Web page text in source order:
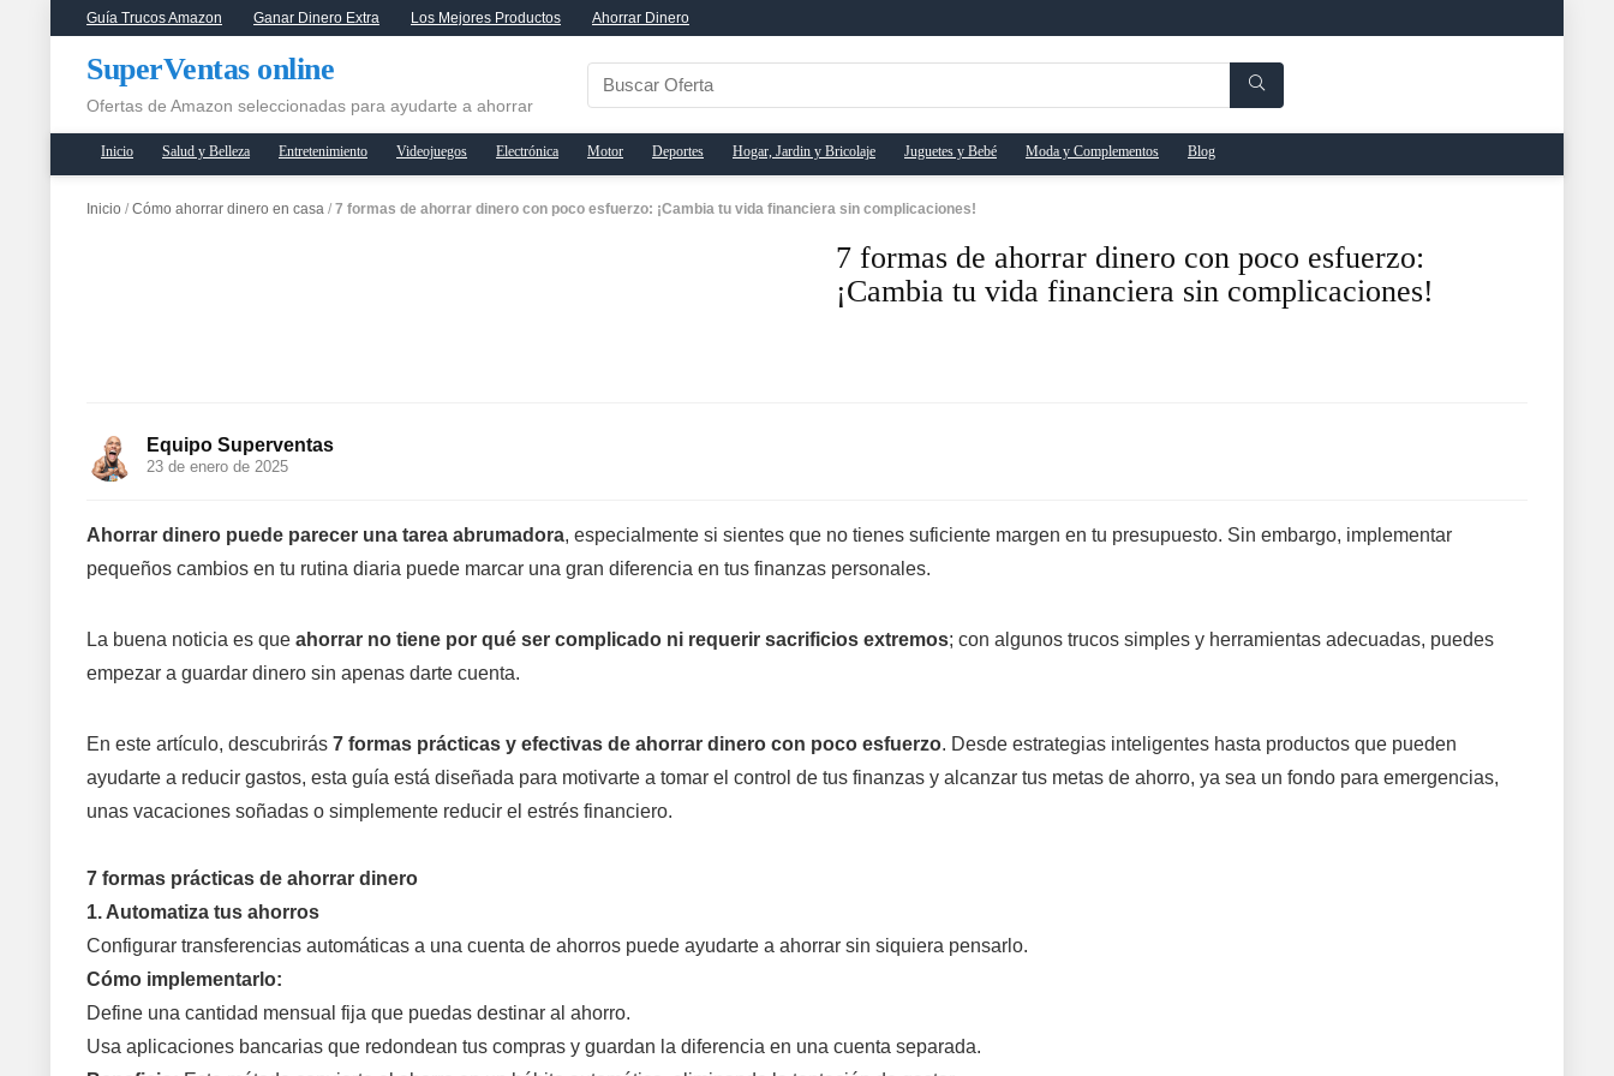
Guía Trucos Amazon Ganar Dinero Extra Los Mejores Productos Ahorrar Dinero
SuperVentas online
Ofertas de Amazon seleccionadas para ayudarte a ahorrar
Inicio Salud y Belleza Entretenimiento Videojuegos Electrónica Motor Deportes Hogar, Jardin y Bricolaje Juguetes y Bebé Moda y Complementos Blog
Inicio / Cómo ahorrar dinero en casa / 7 formas de ahorrar dinero con poco esfuerzo: ¡Cambia tu vida financiera sin complicaciones!
7 formas de ahorrar dinero con poco esfuerzo:
¡Cambia tu vida financiera sin complicaciones!
Equipo Superventas
23 de enero de 2025
Ahorrar dinero puede parecer una tarea abrumadora, especialmente si sientes que no tienes suficiente margen en tu presupuesto. Sin embargo, implementar
pequeños cambios en tu rutina diaria puede marcar una gran diferencia en tus finanzas personales.
La buena noticia es que ahorrar no tiene por qué ser complicado ni requerir sacrificios extremos; con algunos trucos simples y herramientas adecuadas, puedes
empezar a guardar dinero sin apenas darte cuenta.
En este artículo, descubrirás 7 formas prácticas y efectivas de ahorrar dinero con poco esfuerzo. Desde estrategias inteligentes hasta productos que pueden
ayudarte a reducir gastos, esta guía está diseñada para motivarte a tomar el control de tus finanzas y alcanzar tus metas de ahorro, ya sea un fondo para emergencias,
unas vacaciones soñadas o simplemente reducir el estrés financiero.
7 formas prácticas de ahorrar dinero
1. Automatiza tus ahorros
Configurar transferencias automáticas a una cuenta de ahorros puede ayudarte a ahorrar sin siquiera pensarlo.
Cómo implementarlo:
Define una cantidad mensual fija que puedas destinar al ahorro.
Usa aplicaciones bancarias que redondean tus compras y guardan la diferencia en una cuenta separada.